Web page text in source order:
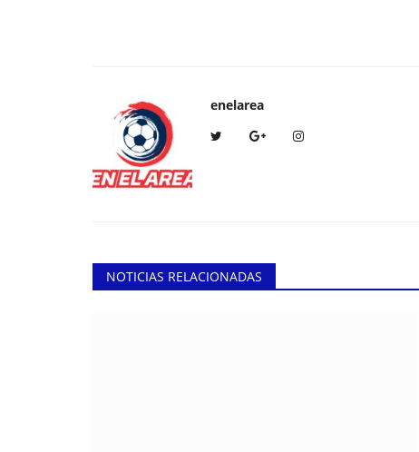
enelarea
NOTICIAS RELACIONADAS